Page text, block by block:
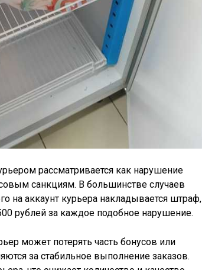
рассматривается как нарушение
санкциям. В большинстве случаев
на аккаунт курьера накладывается штраф,
рублей за каждое подобное нарушение.
может потерять часть бонусов или
за стабильное выполнение заказов.